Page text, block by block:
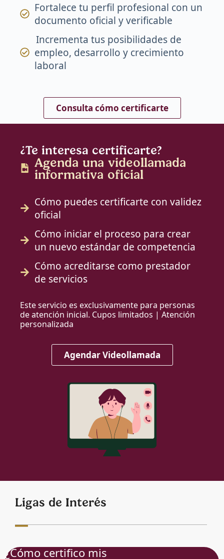
Fortalece tu perfil profesional con un
documento oficial y verificable
Incrementa tus posibilidades de
empleo, desarrollo y crecimiento
laboral
Consulta cómo certificarte
¿Te interesa certificarte?
Agenda una videollamada
informativa oficial
Cómo puedes certificarte con validez
oficial
Cómo iniciar el proceso para crear
un nuevo estándar de competencia
Cómo acreditarse como prestador
de servicios
Este servicio es exclusivamente para personas
de atención inicial. Cupos limitados | Atención
personalizada
Agendar Videollamada
Ligas de Interés
¿Cómo certifico mis